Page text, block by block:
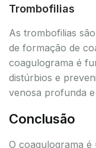
Trombofilias
As trombofilias
de formação de
coagulograma é
distúrbios e
venosa profunda
Conclusão
O coagulograma é